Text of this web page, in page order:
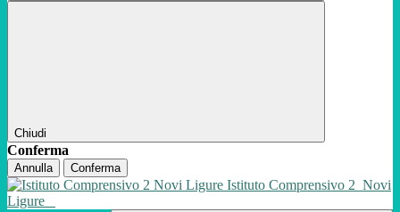
Chiudi
Conferma
Annulla Conferma
Istituto Comprensivo 2 Novi
Ligure